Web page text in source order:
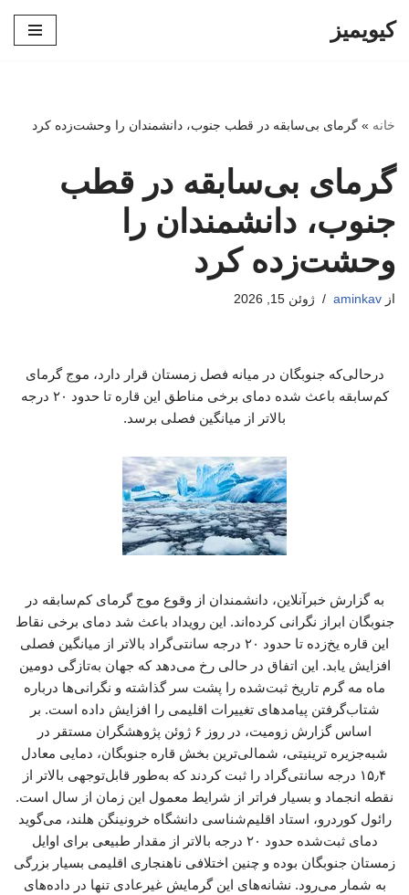
کیویمیز
خانه » گرمای بی‌سابقه در قطب جنوب، دانشمندان را وحشت‌زده کرد
گرمای بی‌سابقه در قطب
جنوب، دانشمندان را
وحشت‌زده کرد
از aminkav ژوئن 15, 2026
درحالی‌که جنوبگان در میانه فصل زمستان قرار دارد، موج گرمای
کم‌سابقه باعث شده دمای برخی مناطق این قاره تا حدود ۲۰ درجه
بالاتر از میانگین فصلی برسد.
به گزارش خبرآنلاین، دانشمندان از وقوع موج گرمای کم‌سابقه در
جنوبگان ابراز نگرانی کرده‌اند. این رویداد باعث شد دمای برخی نقاط
این قاره یخ‌زده تا حدود ۲۰ درجه سانتی‌گراد بالاتر از میانگین فصلی
افزایش یابد. این اتفاق در حالی رخ می‌دهد که جهان به‌تازگی دومین
ماه مه گرم تاریخ ثبت‌شده را پشت سر گذاشته و نگرانی‌ها درباره
شتاب‌گرفتن پیامدهای تغییرات اقلیمی را افزایش داده است. بر
اساس گزارش زومیت، در روز ۶ ژوئن پژوهشگران مستقر در
شبه‌جزیره ترینیتی، شمالی‌ترین بخش قاره جنوبگان، دمایی معادل
۱۵٫۴ درجه سانتی‌گراد را ثبت کردند که به‌طور قابل‌توجهی بالاتر از
نقطه انجماد و بسیار فراتر از شرایط معمول این زمان از سال است.
رائول کوردرو، استاد اقلیم‌شناسی دانشگاه خرونینگن هلند، می‌گوید
دمای ثبت‌شده حدود ۲۰ درجه بالاتر از مقدار طبیعی برای اوایل
زمستان جنوبگان بوده و چنین اختلافی ناهنجاری اقلیمی بسیار بزرگی
به شمار می‌رود. نشانه‌های این گرمایش غیرعادی تنها در داده‌های